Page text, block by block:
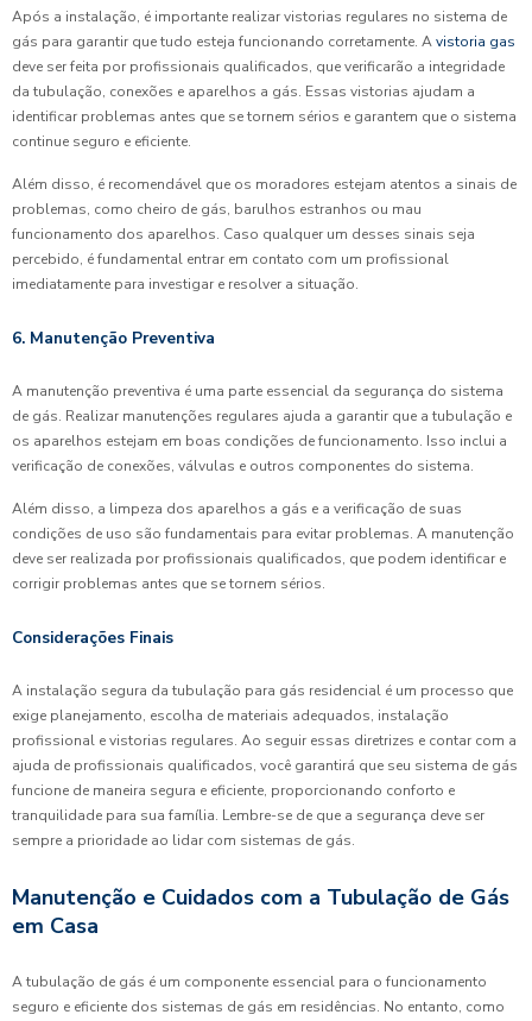
Após a instalação, é importante realizar vistorias regulares no sistema de
gás para garantir que tudo esteja funcionando corretamente. Avistoria gas
deve ser feita por profissionais qualificados, que verificarão a integridade
da tubulação, conexões e aparelhos a gás. Essas vistorias ajudam a
identificar problemas antes que se tornem sérios e garantem que o sistema
continue seguro e eficiente.
Além disso, é recomendável que os moradores estejam atentos a sinais de
problemas, como cheiro de gás, barulhos estranhos ou mau
funcionamento dos aparelhos. Caso qualquer um desses sinais seja
percebido, é fundamental entrar em contato com um profissional
imediatamente para investigar e resolver a situação.
6. Manutenção Preventiva
A manutenção preventiva é uma parte essencial da segurança do sistema
de gás. Realizar manutenções regulares ajuda a garantir que a tubulação e
os aparelhos estejam em boas condições de funcionamento. Isso inclui a
verificação de conexões, válvulas e outros componentes do sistema.
Além disso, a limpeza dos aparelhos a gás e a verificação de suas
condições de uso são fundamentais para evitar problemas. A manutenção
deve ser realizada por profissionais qualificados, que podem identificar e
corrigir problemas antes que se tornem sérios.
Considerações Finais
A instalação segura da tubulação para gás residencial é um processo que
exige planejamento, escolha de materiais adequados, instalação
profissional e vistorias regulares. Ao seguir essas diretrizes e contar com a
ajuda de profissionais qualificados, você garantirá que seu sistema de gás
funcione de maneira segura e eficiente, proporcionando conforto e
tranquilidade para sua família. Lembre-se de que a segurança deve ser
sempre a prioridade ao lidar com sistemas de gás.
Manutenção e Cuidados com a Tubulação de Gás
em Casa
A tubulação de gás é um componente essencial para o funcionamento
seguro e eficiente dos sistemas de gás em residências. No entanto, como